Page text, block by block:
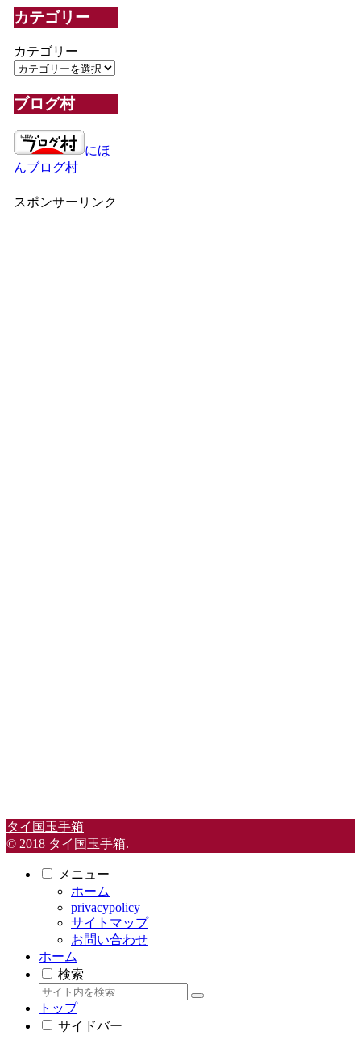
カテゴリー
カテゴリー
ブログ村
にほ
んブログ村
スポンサーリンク
タイ国玉手箱
© 2018 タイ国玉手箱.
メニュー
ホーム
privacypolicy
サイトマップ
お問い合わせ
ホーム
検索
トップ
サイドバー